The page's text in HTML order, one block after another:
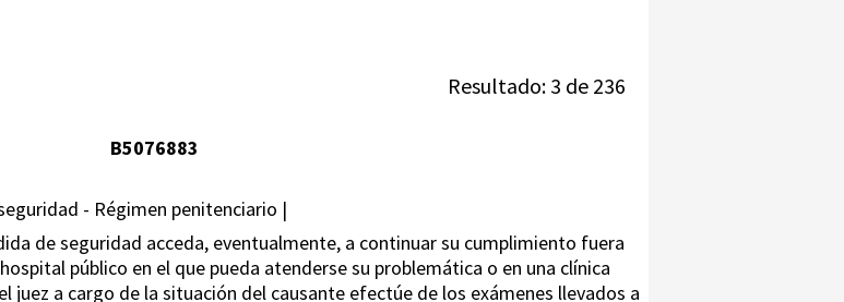
Resultado: 3 de 236
B5076883
- Régimen penitenciario |
de seguridad acceda, eventualmente, a continuar su cumplimiento fuera
público en el que pueda atenderse su problemática o en una clínica
juez a cargo de la situación del causante efectúe de los exámenes llevados a